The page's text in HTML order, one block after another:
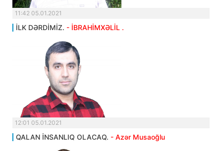
11:42 05.01.2021
İLK DƏRDİMİZ. - İBRAHİMXƏLİL .
12:01 05.01.2021
QALAN İNSANLIQ OLACAQ. - Azər Musaoğlu